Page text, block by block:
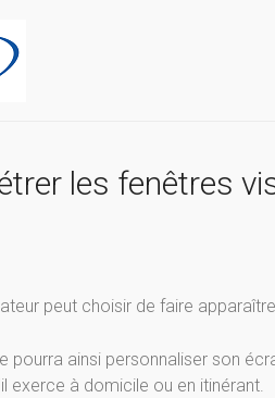
les fenêtres
peut choisir de faire
pourra ainsi personnaliser son
exerce à domicile ou en itinérant.